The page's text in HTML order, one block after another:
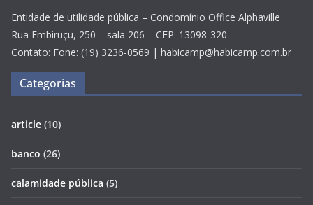
Entidade de utilidade pública – Condomínio Office Alphaville
Rua Embiruçu, 250 – sala 206 – CEP: 13098-320
Contato: Fone: (19) 3236-0569 | habicamp@habicamp.com.br
Categorias
article (10)
banco (26)
calamidade pública (5)